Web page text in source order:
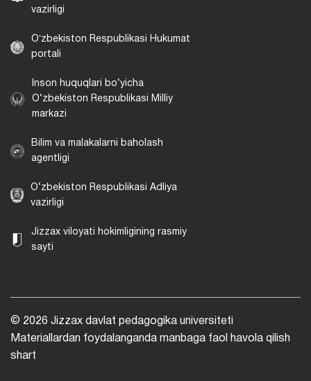
vazirligi
Oʻzbekiston Respublikasi Hukumat
portali
Inson huquqlari bo‘yicha
O‘zbekiston Respublikasi Milliy
markazi
Bilim va malakalarni baholash
agentligi
O‘zbekiston Respublikasi Adliya
vazirligi
Jizzax viloyati hokimligining rasmiy
sayti
© 2026 Jizzax davlat pedagogika universiteti
Materiallardan foydalanganda manbaga faol havola qilish
shart